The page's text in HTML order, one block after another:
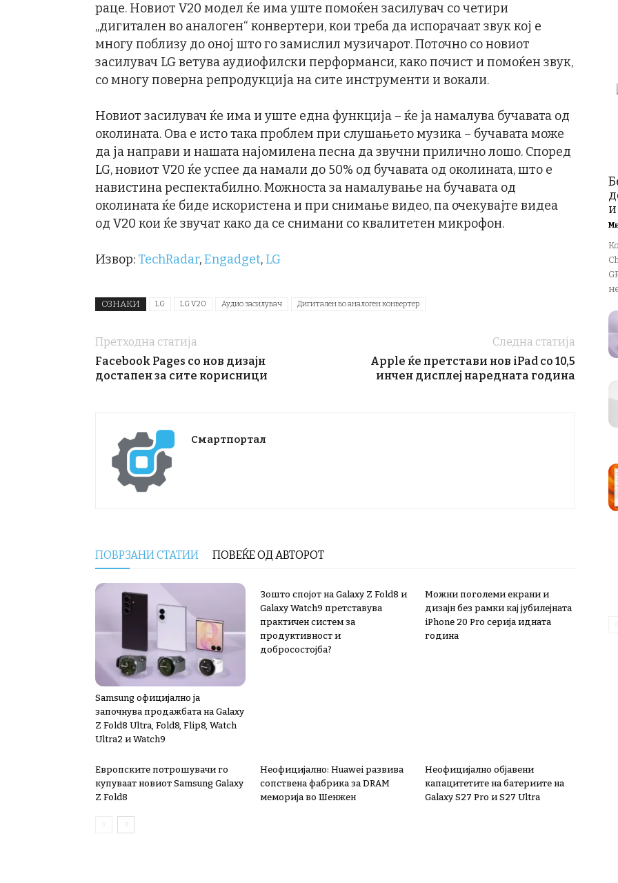
раце. Новиот V20 модел ќе има уште помоќен засилувач со четири
„дигитален во аналоген“ конвертери, кои треба да испорачаат звук кој е
многу поблизу до оној што го замислил музичарот. Поточно со новиот
засилувач LG ветува аудиофилски перформанси, како почист и помоќен звук,
со многу поверна репродукција на сите инструменти и вокали.
Новиот засилувач ќе има и уште една функција – ќе ја намалува бучавата од
околината. Ова е исто така проблем при слушањето музика – бучавата може
да ја направи и нашата најомилена песна да звучни прилично лошо. Според
LG, новиот V20 ќе успее да намали до 50% од бучавата од околината, што е
навистина респектабилно. Можноста за намалување на бучавата од
околината ќе биде искористена и при снимање видео, па очекувајте видеа
од V20 кои ќе звучат како да се снимани со квалитетен микрофон.
Извор: TechRadar,Engadget, LG
ОЗНАКИ LG LG V20 Аудио засилувач Дигитален во аналоген конвертер
Претходна статија
Facebook Pages со нов дизајн
достапен за сите корисници
Следна статија
Apple ќе претстави нов iPad со 10,5
инчен дисплеј наредната година
Смартпортал
ПОВРЗАНИ СТАТИИ ПОВЕЌЕ ОД АВТОРОТ
Samsung официјално ја
започнува продажбата на Galaxy
Z Fold8 Ultra, Fold8, Flip8, Watch
Ultra2 и Watch9
Зошто спојот на Galaxy Z Fold8 и
Galaxy Watch9 претставува
практичен систем за
продуктивност и
добросостојба?
Можни поголеми екрани и
дизајн без рамки кај јубилејната
iPhone 20 Pro серија идната
година
Европските потрошувачи го
купуваат новиот Samsung Galaxy
Z Fold8
Неофицијално: Huawei развива
сопствена фабрика за DRAM
меморија во Шенжен
Неофицијално објавени
капацитетите на батериите на
Galaxy S27 Pro и S27 Ultra